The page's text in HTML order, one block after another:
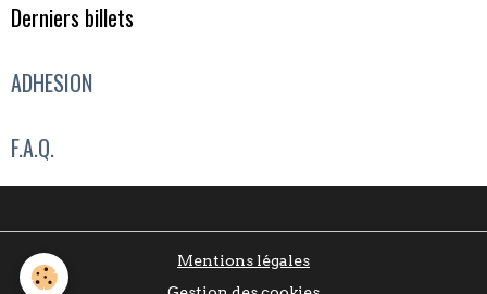
Derniers billets
ADHESION
F.A.Q.
Mentions légales